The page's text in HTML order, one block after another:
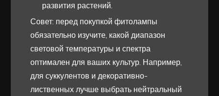
развития растений.
Совет: перед покупкой фитолампы
обязательно изучите, какой диапазон
световой температуры и спектра
оптимален для ваших культур. Например,
для суккулентов и декоративно-
лиственных лучше выбрать нейтральный